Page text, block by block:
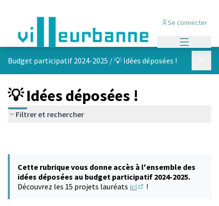
Se connecter
Budget participatif 2024-2025 /💡 Idées déposées !
💡 Idées déposées !
Filtrer et rechercher
Cette rubrique vous donne accès à l'ensemble des
idées déposées au budget participatif 2024-2025.
Découvrez les 15 projets lauréats ici !